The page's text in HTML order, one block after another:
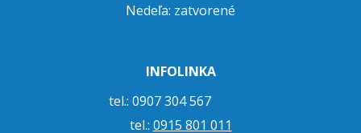
Nedeľa: zatvorené
INFOLINKA
tel.: 0907 304 567
tel.: 0915 801 011